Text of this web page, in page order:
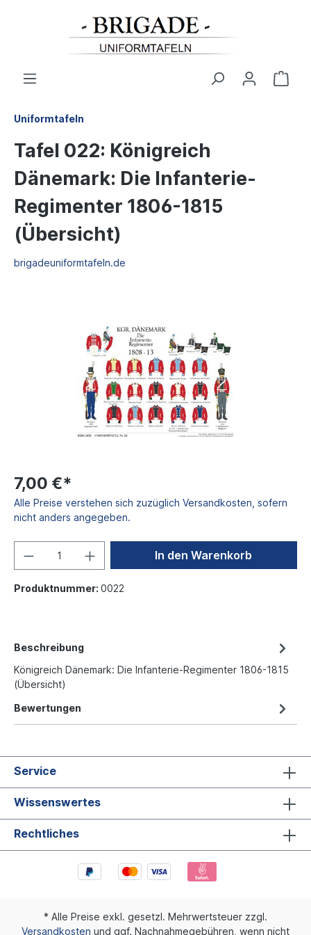
Uniformtafeln
Tafel 022: Königreich
Dänemark: Die Infanterie-
Regimenter 1806-1815
(Übersicht)
brigadeuniformtafeln.de
7,00 €*
Alle Preise verstehen sich zuzüglich Versandkosten, sofern
nicht anders angegeben.
In den Warenkorb
Produktnummer: 0022
Beschreibung
Königreich Dänemark: Die Infanterie-Regimenter 1806-1815
(Übersicht)
Bewertungen
Service
Wissenswertes
Rechtliches
* Alle Preise exkl. gesetzl. Mehrwertsteuer zzgl.
Versandkosten und ggf. Nachnahmegebühren, wenn nicht